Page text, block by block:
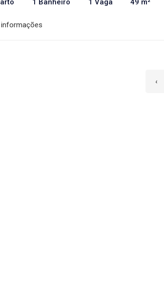
1 Banheiro 1 Vaga 49 m²
‹